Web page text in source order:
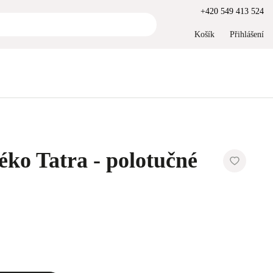
+420 549 413 524
Košík Přihlášení
Tatra - polotučné